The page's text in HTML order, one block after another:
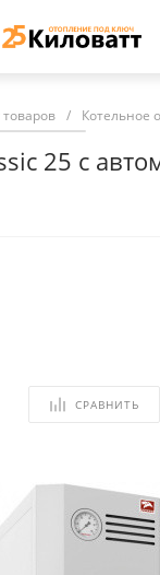
товаров / Котельное
25 с
СРАВНИТЬ